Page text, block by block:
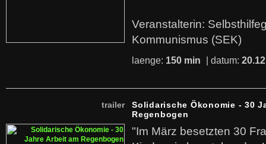
Veranstalterin:
Kommunismus (SEK)
laenge: 150 min | datum:
trailer
Solidarische Ökonomie - 30
Regenbogen
"Im März besetzten 30